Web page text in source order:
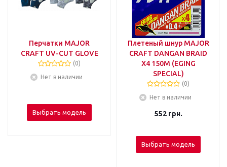
Перчатки MAJOR
CRAFT UV-CUT GLOVE
(0)
Нет в наличии
Выбрать модель
Плетеный шнур MAJOR
CRAFT DANGAN BRAID
X4 150М (EGING
SPECIAL)
(0)
Нет в наличии
552грн.
Выбрать модель